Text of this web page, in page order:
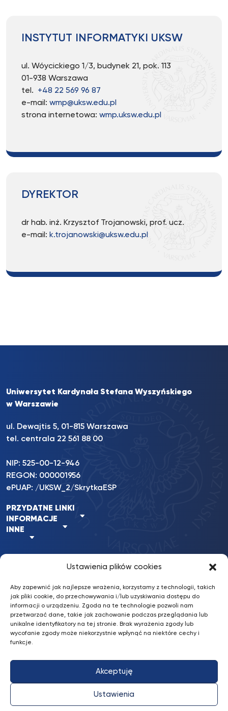
Ustawienia plików cookies
Aby zapewnić jak najlepsze wrażenia, korzystamy z technologii, takich
jak pliki cookie, do przechowywania i/lub uzyskiwania dostępu do
informacji o urządzeniu. Zgoda na te technologie pozwoli nam
przetwarzać dane, takie jak zachowanie podczas przeglądania lub
unikalne identyfikatory na tej stronie. Brak wyrażenia zgody lub
wycofanie zgody może niekorzystnie wpłynąć na niektóre cechy i
funkcje.
Akceptuję
Ustawienia
INSTYTUT INFORMATYKI UKSW
ul. Wóycickiego 1/3, budynek 21, pok. 113
01-938 Warszawa
tel. +48 22 569 96 87
e-mail: wmp@uksw.edu.pl
strona internetowa: wmp.uksw.edu.pl
DYREKTOR
dr hab. inż. Krzysztof Trojanowski, prof. ucz.
e-mail: k.trojanowski@uksw.edu.pl
Uniwersytet Kardynała Stefana Wyszyńskiego
w Warszawie
ul. Dewajtis 5, 01-815 Warszawa
tel. centrala 22 561 88 00
NIP: 525-00-12-946
REGON: 000001956
ePUAP: /UKSW_2/SkrytkaESP
PRZYDATNE LINKI
INFORMACJE
INNE
UKSW
zastrzeżone.
Wykonanie:
Deklaracja dostępności
Konto bankowe: Erste Bank Polska S.A.
Profil Profil ProfilProfil UKSWProfilUKSW